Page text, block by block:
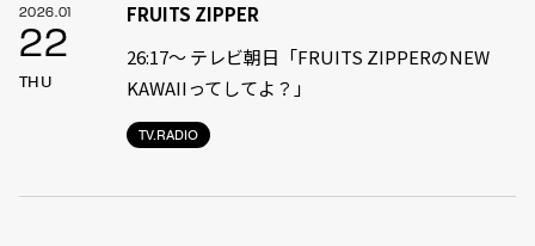
2026.01
22
THU
TV.RADIO
FRUITS ZIPPER
26:17～ テレビ朝日「FRUITS ZIPPERのNEW
KAWAIIってしてよ？」